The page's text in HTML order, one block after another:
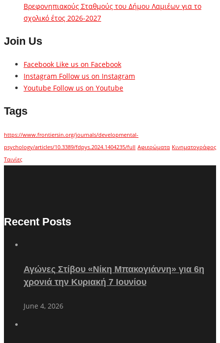
Βρεφονηπιακούς Σταθμούς του Δήμου Λαμιέων για το
σχολικό έτος 2026-2027
Join Us
Facebook Like us on Facebook
Instagram Follow us on Instagram
Youtube Follow us on Youtube
Tags
https://www.frontiersin.org/journals/developmental-
psychology/articles/10.3389/fdpys.2024.1404235/full Αφιερώματα Κινηματογράφος
Ταινίες
Recent Posts
Αγώνες Στίβου «Νίκη Μπακογιάννη» για 6η
χρονιά την Κυριακή 7 Ιουνίου
June 4, 2026